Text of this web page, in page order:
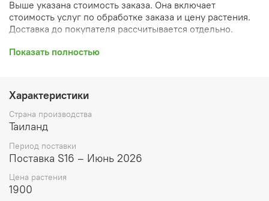
Выше указана стоимость заказа. Она включает
стоимость услуг по обработке заказа и цену растения.
Доставка до покупателя рассчитывается отдельно.
После оформления заказа вы получите его
скидки, уточнен способ доставки, сделано
бронирование и т.д.). Затем вам будут высланы
согласованные счета со ссылками на оплату услуг и
растений. При этом предварительный заказ теряет силу.
Внимание: фото в каталоге демонстрирует сорт, а не
размере, указанном в карточке товара ниже.
Показать полностью
Характеристики
Страна производства
Таиланд
Период поставки
Поставка S16 – Июнь 2026
Цена растения
1900